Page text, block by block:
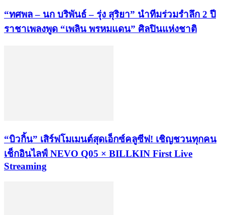
“ทศพล – นก บริพันธ์ – รุ่ง สุริยา” นำทีมร่วมรำลึก 2 ปี
ราชาเพลงพูด “เพลิน พรหมแดน” ศิลปินแห่งชาติ
“บิวกิ้น” เสิร์ฟโมเมนต์สุดเอ็กซ์คลูซีฟ! เชิญชวนทุกคน
เช็กอินไลฟ์ NEVO Q05 × BILLKIN First Live
Streaming